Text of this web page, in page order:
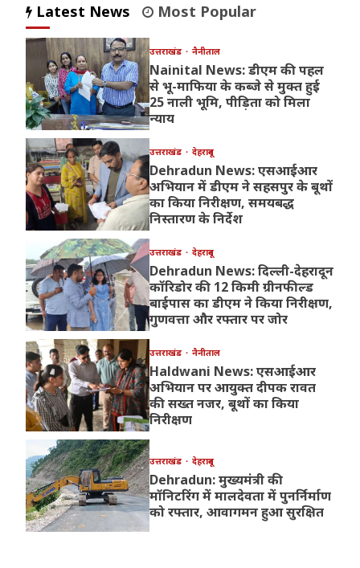
Latest News Most Popular
उत्तराखंड नैनीताल
Nainital News: डीएम की पहल
से भू-माफिया के कब्जे से मुक्त हुई
25 नाली भूमि, पीड़िता को मिला
न्याय
उत्तराखंड देहरादून
Dehradun News: एसआईआर
अभियान में डीएम ने सहसपुर के बूथों
का किया निरीक्षण, समयबद्ध
निस्तारण के निर्देश
उत्तराखंड देहरादून
Dehradun News: दिल्ली-देहरादून
कॉरिडोर की 12 किमी ग्रीनफील्ड
बाईपास का डीएम ने किया निरीक्षण,
गुणवत्ता और रफ्तार पर जोर
उत्तराखंड नैनीताल
Haldwani News: एसआईआर
अभियान पर आयुक्त दीपक रावत
की सख्त नजर, बूथों का किया
निरीक्षण
उत्तराखंड देहरादून
Dehradun: मुख्यमंत्री की
मॉनिटरिंग में मालदेवता में पुनर्निर्माण
को रफ्तार, आवागमन हुआ सुरक्षित